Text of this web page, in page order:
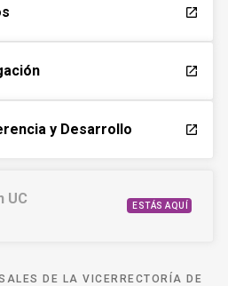
launch
launch
y Desarrollo launch
UC
ESTÁS AQUÍ
DE LA VICERRECTORÍA DE